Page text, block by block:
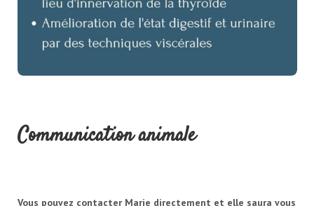
Communication animale
Vous pouvez contacter Marie directement et elle saura vous